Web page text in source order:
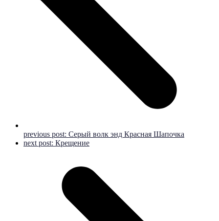
previous post: Серый волк энд Красная Шапочка
next post: Крещение